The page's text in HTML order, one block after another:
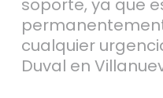
soporte, ya que
cualquier
Duval en